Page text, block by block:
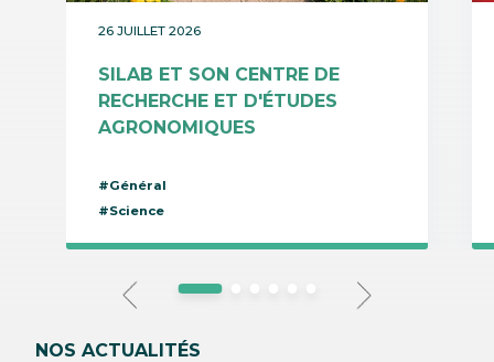
NOS ACTUALITÉS
26 JUILLET 2026
SILAB ET SON CENTRE DE
RECHERCHE ET D'ÉTUDES
AGRONOMIQUES
#Général
#Science